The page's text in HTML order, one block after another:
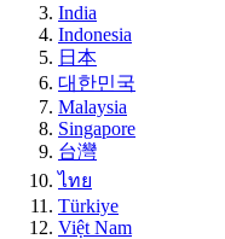
India
Indonesia
日本
대한민국
Malaysia
Singapore
台灣
ไทย
Türkiye
Việt Nam